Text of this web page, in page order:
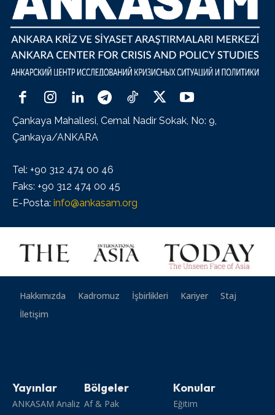
Çankaya Mahallesi, Cemal Nadir Sokak, No: 9,
Çankaya/ANKARA
Tel: +90 312 474 00 46
Faks: +90 312 474 00 45
E-Posta: info@ankasam.org
Hakkımızda Kadromuz İşbirlikleri Kariyer
Staj
İletişim
Yayınlar
ANKASAM Analiz
Bölgeler
Af & Pak
Konular
Eğitim